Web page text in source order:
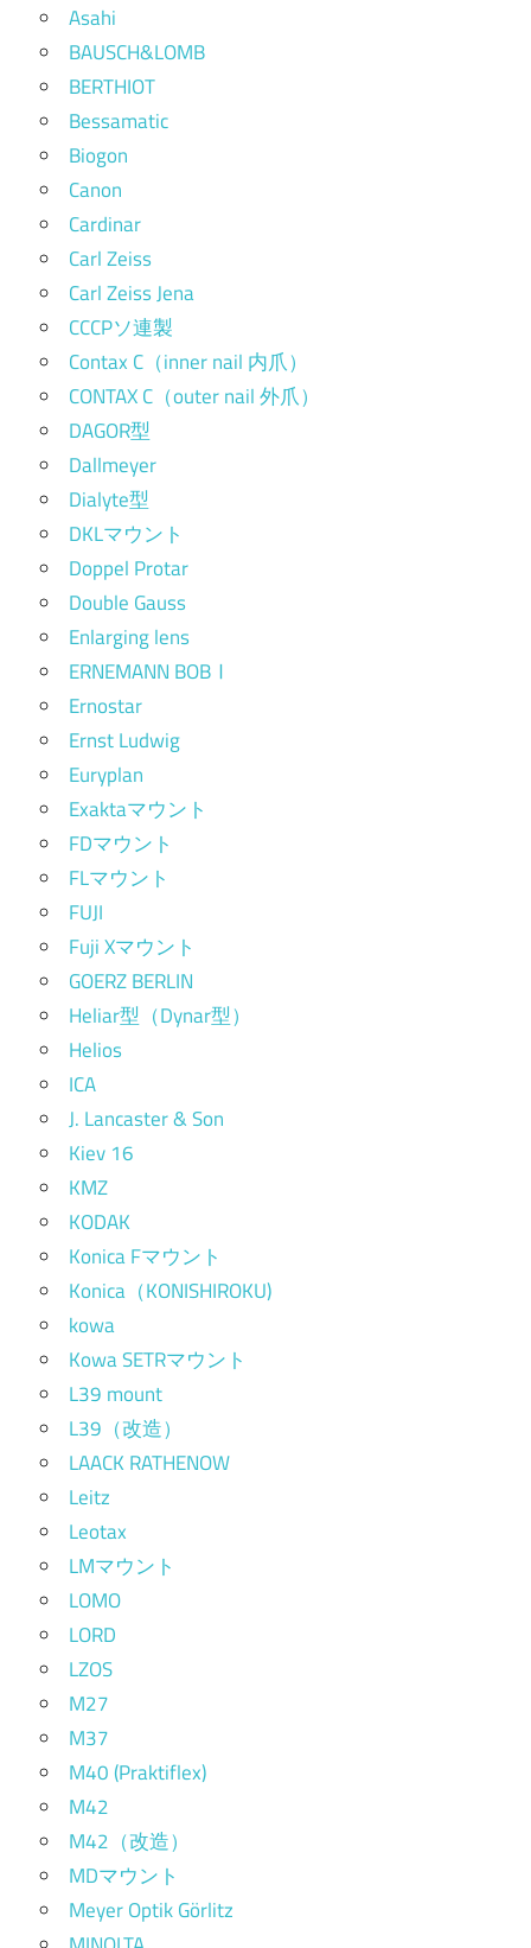
Asahi
BAUSCH&LOMB
BERTHIOT
Bessamatic
Biogon
Canon
Cardinar
Carl Zeiss
Carl Zeiss Jena
CCCPソ連製
Contax C（inner nail 内爪）
CONTAX C（outer nail 外爪）
DAGOR型
Dallmeyer
Dialyte型
DKLマウント
Doppel Protar
Double Gauss
Enlarging lens
ERNEMANN BOBⅠ
Ernostar
Ernst Ludwig
Euryplan
Exaktaマウント
FDマウント
FLマウント
FUJI
Fuji Xマウント
GOERZ BERLIN
Heliar型（Dynar型）
Helios
ICA
J. Lancaster & Son
Kiev 16
KMZ
KODAK
Konica Fマウント
Konica（KONISHIROKU)
kowa
Kowa SETRマウント
L39 mount
L39（改造）
LAACK RATHENOW
Leitz
Leotax
LMマウント
LOMO
LORD
LZOS
M27
M37
M40 (Praktiflex)
M42
M42（改造）
MDマウント
Meyer Optik Görlitz